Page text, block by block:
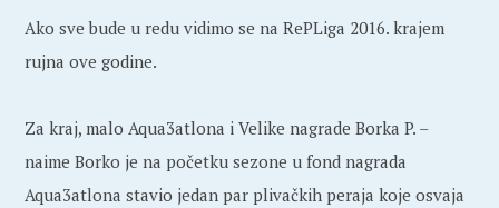
Ako sve bude u redu vidimo se na RePLiga 2016. krajem
rujna ove godine.
Za kraj, malo Aqua3atlona i Velike nagrade Borka P. –
naime Borko je na početku sezone u fond nagrada
Aqua3atlona stavio jedan par plivačkih peraja koje osvaja